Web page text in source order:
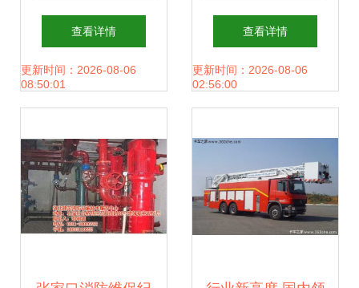
屏障 河南自主研
发“智慧蓝”消防系
查看详情
更新时间：2026-08-06
08:50:01
价格、工期与标杆
厂家解析
查看详情
更新时间：2026-08-06
02:56:00